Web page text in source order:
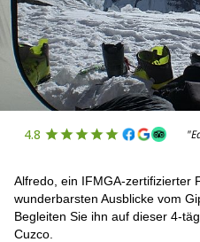
4.8
Alfredo, ein IFMGA-zertifizierter
wunderbarsten Ausblicke vom
Begleiten Sie ihn auf dieser 4-
Cuzco.